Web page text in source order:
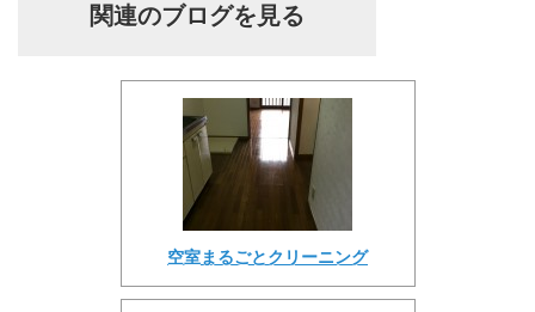
関連のブログを見る
空室まるごとクリーニング